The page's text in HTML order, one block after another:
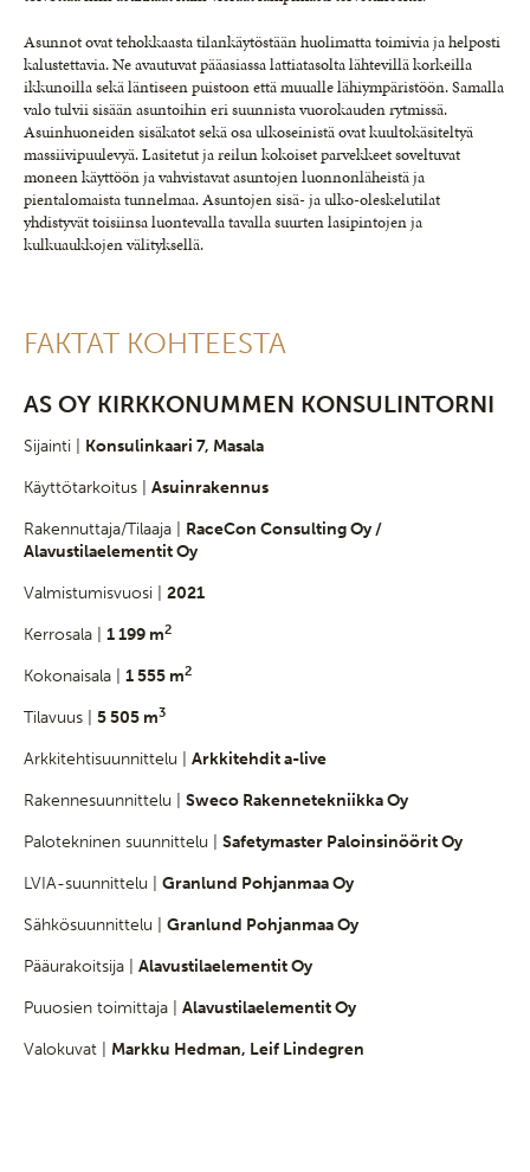
Asunnot ovat tehokkaasta tilankäytöstään huolimatta toimivia ja helposti
kalustettavia. Ne avautuvat pääasiassa lattiatasolta lähtevillä korkeilla
ikkunoilla sekä läntiseen puistoon että muualle lähiympäristöön. Samalla
valo tulvii sisään asuntoihin eri suunnista vuorokauden rytmissä.
Asuinhuoneiden sisäkatot sekä osa ulkoseinistä ovat kuultokäsiteltyä
massiivipuulevyä. Lasitetut ja reilun kokoiset parvekkeet soveltuvat
moneen käyttöön ja vahvistavat asuntojen luonnonläheistä ja
pientalomaista tunnelmaa. Asuntojen sisä- ja ulko-oleskelutilat
yhdistyvät toisiinsa luontevalla tavalla suurten lasipintojen ja
kulkuaukkojen välityksellä.
FAKTAT KOHTEESTA
AS OY KIRKKONUMMEN KONSULINTORNI
Sijainti | Konsulinkaari 7, Masala
Käyttötarkoitus | Asuinrakennus
Rakennuttaja/Tilaaja | RaceCon Consulting Oy /
Alavustilaelementit Oy
Valmistumisvuosi | 2021
Kerrosala | 1 199 m2
Kokonaisala | 1 555 m2
Tilavuus | 5 505 m3
Arkkitehtisuunnittelu | Arkkitehdit a-live
Rakennesuunnittelu | Sweco Rakennetekniikka Oy
Palotekninen suunnittelu | Safetymaster Paloinsinöörit Oy
LVIA-suunnittelu | Granlund Pohjanmaa Oy
Sähkösuunnittelu | Granlund Pohjanmaa Oy
Pääurakoitsija | Alavustilaelementit Oy
Puuosien toimittaja | Alavustilaelementit Oy
Valokuvat | Markku Hedman, Leif Lindegren